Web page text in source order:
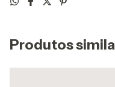
Produtos